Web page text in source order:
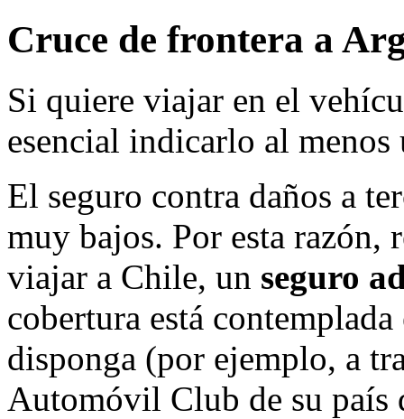
Cruce de frontera a
Si quiere viajar en el
esencial indicarlo al menos
El seguro contra daños a
muy bajos. Por esta razón,
viajar a Chile, un seguro
cobertura está
disponga (por ejemplo, a
Automóvil Club de su país